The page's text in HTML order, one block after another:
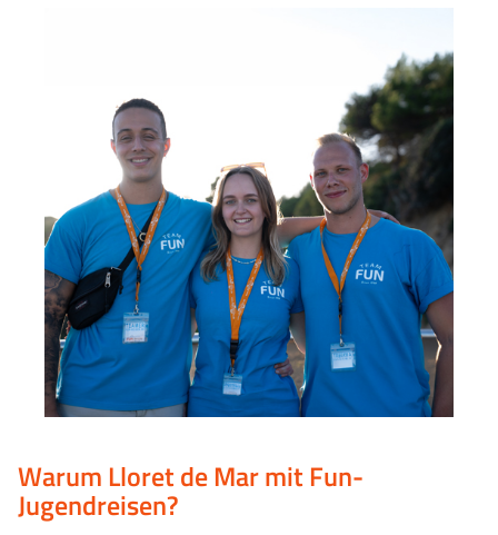
Warum Lloret de Mar mit Fun-
Jugendreisen?